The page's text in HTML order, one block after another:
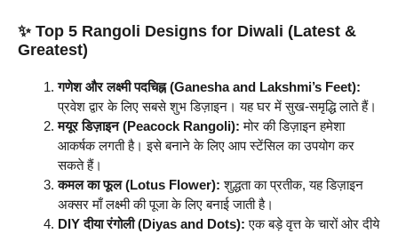
✨ Top 5 Rangoli Designs for Diwali (Latest &
Greatest)
गणेश और लक्ष्मी पदचिह्न (Ganesha and Lakshmi’s Feet):
प्रवेश द्वार के लिए सबसे शुभ डिज़ाइन। यह घर में सुख-समृद्धि लाते हैं।
मयूर डिज़ाइन (Peacock Rangoli): मोर की डिज़ाइन हमेशा
आकर्षक लगती है। इसे बनाने के लिए आप स्टेंसिल का उपयोग कर
सकते हैं।
कमल का फूल (Lotus Flower): शुद्धता का प्रतीक, यह डिज़ाइन
अक्सर माँ लक्ष्मी की पूजा के लिए बनाई जाती है।
DIY दीया रंगोली (Diyas and Dots): एक बड़े वृत्त के चारों ओर दीये